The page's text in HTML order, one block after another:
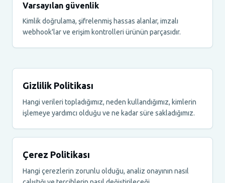
Varsayılan güvenlik
Kimlik doğrulama, şifrelenmiş hassas alanlar, imzalı
webhook'lar ve erişim kontrolleri ürünün parçasıdır.
Gizlilik Politikası
Hangi verileri topladığımız, neden kullandığımız, kimlerin
işlemeye yardımcı olduğu ve ne kadar süre sakladığımız.
Çerez Politikası
Hangi çerezlerin zorunlu olduğu, analiz onayının nasıl